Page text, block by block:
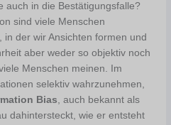
auch in die Bestätigungsfalle?
sind viele Menschen
in der wir Ansichten formen und
aber weder so objektiv noch
Menschen meinen. Im
selektiv wahrzunehmen,
Bias, auch bekannt als
dahintersteckt, wie er entsteht